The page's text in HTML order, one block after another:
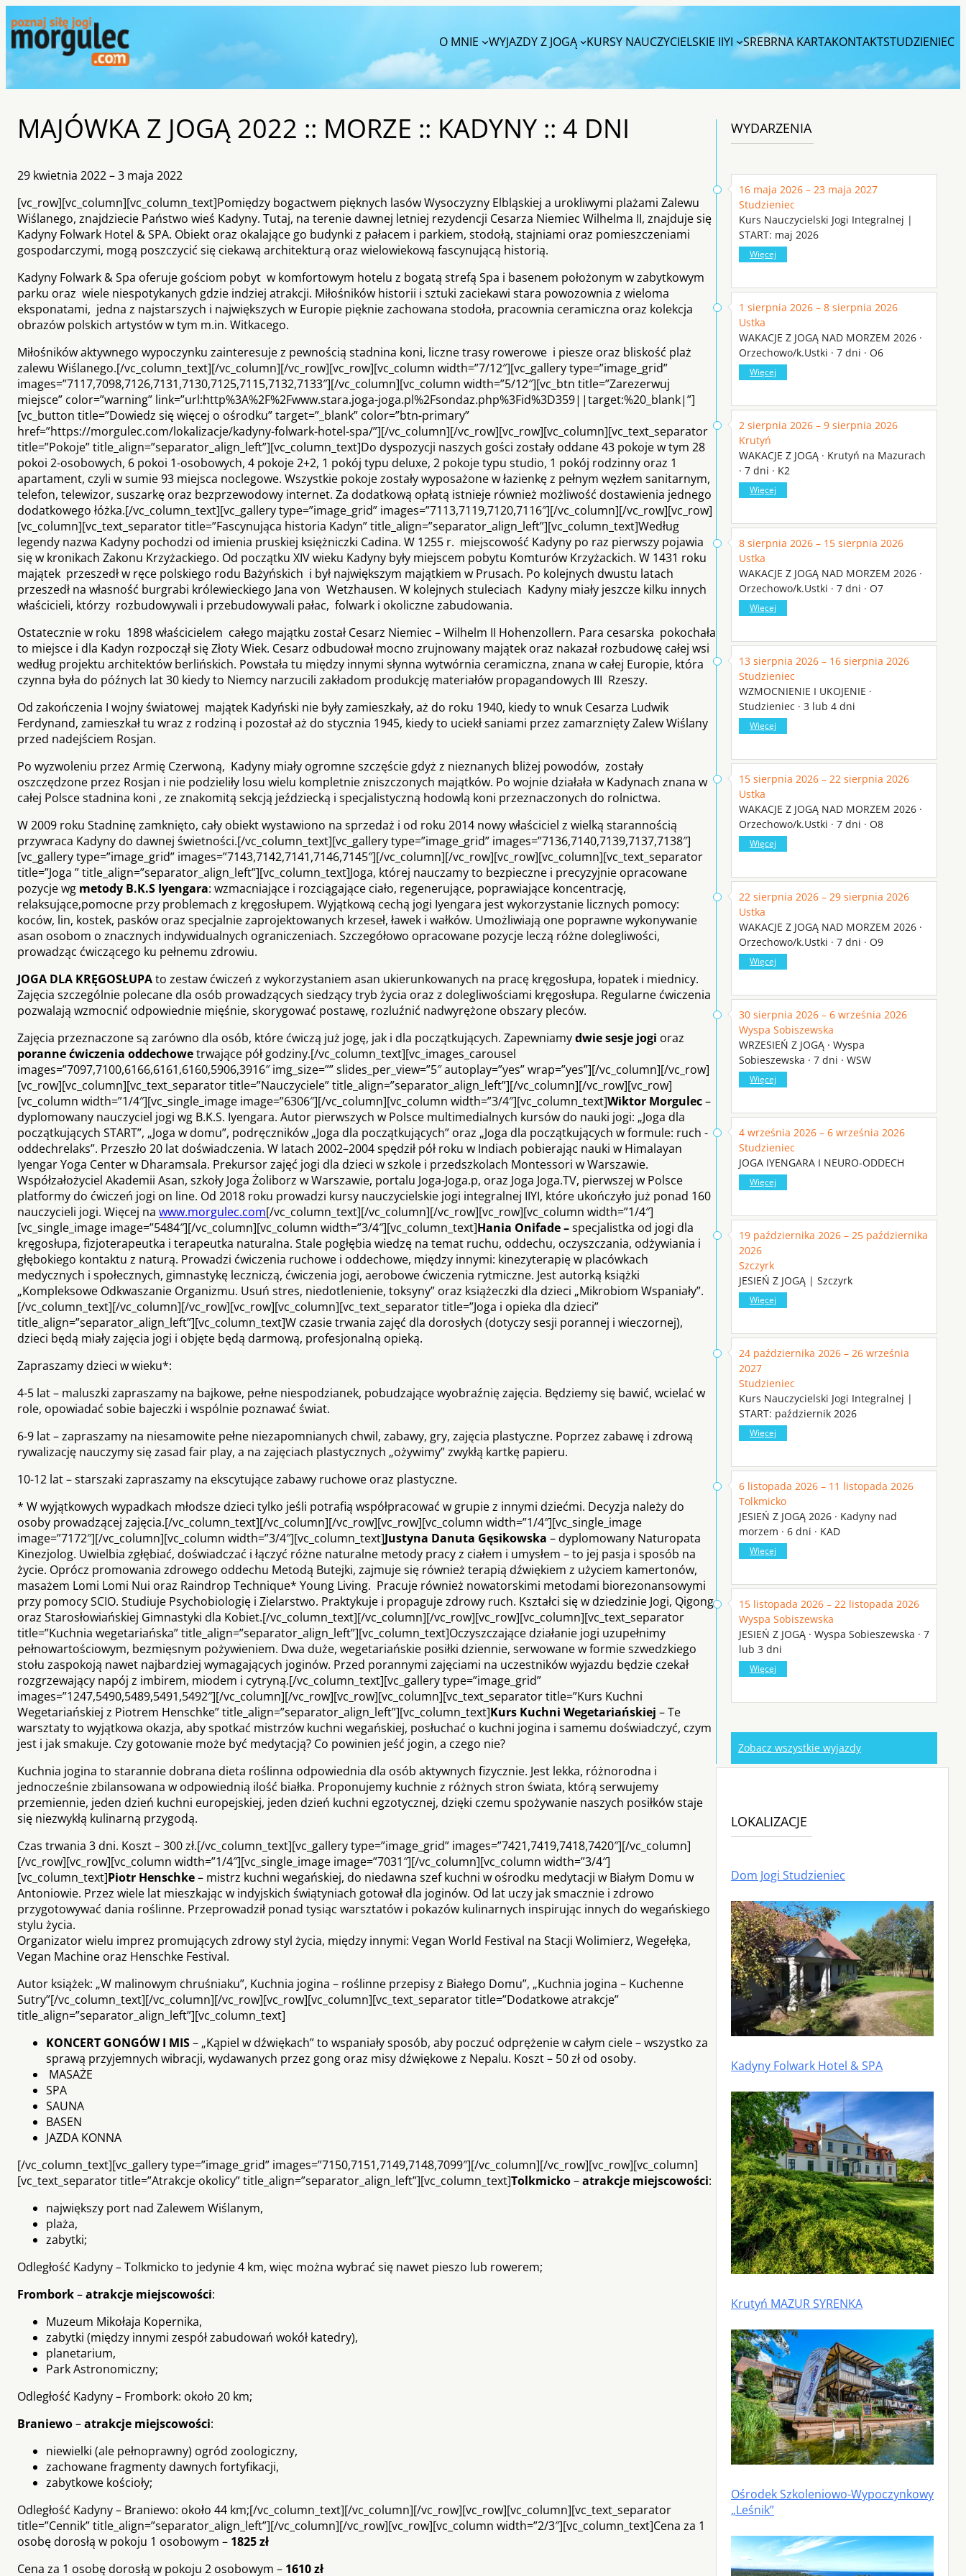
O MNIE WYJAZDY Z JOGĄ KURSY NAUCZYCIELSKIE IIYI SREBRNA KARTAKONTAKTSTUDZIENIEC
MAJÓWKA Z JOGĄ 2022 :: MORZE :: KADYNY :: 4 DNI
29 kwietnia 2022 – 3 maja 2022
[vc_row][vc_column][vc_column_text]Pomiędzy bogactwem pięknych lasów Wysoczyzny Elbląskiej a urokliwymi plażami Zalewu
Wiślanego, znajdziecie Państwo wieś Kadyny. Tutaj, na terenie dawnej letniej rezydencji Cesarza Niemiec Wilhelma II, znajduje się
Kadyny Folwark Hotel & SPA. Obiekt oraz okalające go budynki z pałacem i parkiem, stodołą, stajniami oraz pomieszczeniami
gospodarczymi, mogą poszczycić się ciekawą architekturą oraz wielowiekową fascynującą historią.
Kadyny Folwark & Spa oferuje gościom pobyt w komfortowym hotelu z bogatą strefą Spa i basenem położonym w zabytkowym
parku oraz wiele niespotykanych gdzie indziej atrakcji. Miłośników historii i sztuki zaciekawi stara powozownia z wieloma
eksponatami, jedna z najstarszych i największych w Europie pięknie zachowana stodoła, pracownia ceramiczna oraz kolekcja
obrazów polskich artystów w tym m.in. Witkacego.
Miłośników aktywnego wypoczynku zainteresuje z pewnością stadnina koni, liczne trasy rowerowe i piesze oraz bliskość plaż
zalewu Wiślanego.[/vc_column_text][/vc_column][/vc_row][vc_row][vc_column width=”7/12″][vc_gallery type=”image_grid”
images=”7117,7098,7126,7131,7130,7125,7115,7132,7133″][/vc_column][vc_column width=”5/12″][vc_btn title=”Zarezerwuj
miejsce” color=”warning” link=”url:http%3A%2F%2Fwww.stara.joga-joga.pl%2Fsondaz.php%3Fid%3D359||target:%20_blank|”]
[vc_button title=”Dowiedz się więcej o ośrodku” target=”_blank” color=”btn-primary”
href=”https://morgulec.com/lokalizacje/kadyny-folwark-hotel-spa/”][/vc_column][/vc_row][vc_row][vc_column][vc_text_separator
title=”Pokoje” title_align=”separator_align_left”][vc_column_text]Do dyspozycji naszych gości zostały oddane 43 pokoje w tym 28
pokoi 2-osobowych, 6 pokoi 1-osobowych, 4 pokoje 2+2, 1 pokój typu deluxe, 2 pokoje typu studio, 1 pokój rodzinny oraz 1
apartament, czyli w sumie 93 miejsca noclegowe. Wszystkie pokoje zostały wyposażone w łazienkę z pełnym węzłem sanitarnym,
telefon, telewizor, suszarkę oraz bezprzewodowy internet. Za dodatkową opłatą istnieje również możliwość dostawienia jednego
dodatkowego łóżka.[/vc_column_text][vc_gallery type=”image_grid” images=”7113,7119,7120,7116″][/vc_column][/vc_row][vc_row]
[vc_column][vc_text_separator title=”Fascynująca historia Kadyn” title_align=”separator_align_left”][vc_column_text]Według
legendy nazwa Kadyny pochodzi od imienia pruskiej księżniczki Cadina. W 1255 r. miejscowość Kadyny po raz pierwszy pojawia
się w kronikach Zakonu Krzyżackiego. Od początku XIV wieku Kadyny były miejscem pobytu Komturów Krzyżackich. W 1431 roku
majątek przeszedł w ręce polskiego rodu Bażyńskich i był największym majątkiem w Prusach. Po kolejnych dwustu latach
przeszedł na własność burgrabi królewieckiego Jana von Wetzhausen. W kolejnych stuleciach Kadyny miały jeszcze kilku innych
właścicieli, którzy rozbudowywali i przebudowywali pałac, folwark i okoliczne zabudowania.
Ostatecznie w roku 1898 właścicielem całego majątku został Cesarz Niemiec – Wilhelm II Hohenzollern. Para cesarska pokochała
to miejsce i dla Kadyn rozpoczął się Złoty Wiek. Cesarz odbudował mocno zrujnowany majątek oraz nakazał rozbudowę całej wsi
według projektu architektów berlińskich. Powstała tu między innymi słynna wytwórnia ceramiczna, znana w całej Europie, która
czynna była do późnych lat 30 kiedy to Niemcy narzucili zakładom produkcję materiałów propagandowych III Rzeszy.
Od zakończenia I wojny światowej majątek Kadyński nie były zamieszkały, aż do roku 1940, kiedy to wnuk Cesarza Ludwik
Ferdynand, zamieszkał tu wraz z rodziną i pozostał aż do stycznia 1945, kiedy to uciekł saniami przez zamarznięty Zalew Wiślany
przed nadejściem Rosjan.
Po wyzwoleniu przez Armię Czerwoną, Kadyny miały ogromne szczęście gdyż z nieznanych bliżej powodów, zostały
oszczędzone przez Rosjan i nie podzieliły losu wielu kompletnie zniszczonych majątków. Po wojnie działała w Kadynach znana w
całej Polsce stadnina koni , ze znakomitą sekcją jeździecką i specjalistyczną hodowlą koni przeznaczonych do rolnictwa.
W 2009 roku Stadninę zamknięto, cały obiekt wystawiono na sprzedaż i od roku 2014 nowy właściciel z wielką starannością
przywraca Kadyny do dawnej świetności.[/vc_column_text][vc_gallery type=”image_grid” images=”7136,7140,7139,7137,7138″]
[vc_gallery type=”image_grid” images=”7143,7142,7141,7146,7145″][/vc_column][/vc_row][vc_row][vc_column][vc_text_separator
title=”Joga ” title_align=”separator_align_left”][vc_column_text]Joga, której nauczamy to bezpieczne i precyzyjnie opracowane
pozycje wg metody B.K.S Iyengara: wzmacniające i rozciągające ciało, regenerujące, poprawiające koncentrację,
relaksujące,pomocne przy problemach z kręgosłupem. Wyjątkową cechą jogi Iyengara jest wykorzystanie licznych pomocy:
koców, lin, kostek, pasków oraz specjalnie zaprojektowanych krzeseł, ławek i wałków. Umożliwiają one poprawne wykonywanie
asan osobom o znacznych indywidualnych ograniczeniach. Szczegółowo opracowane pozycje leczą różne dolegliwości,
prowadząc ćwiczącego ku pełnemu zdrowiu.
JOGA DLA KRĘGOSŁUPAto zestaw ćwiczeń z wykorzystaniem asan ukierunkowanych na pracę kręgosłupa, łopatek i miednicy.
Zajęcia szczególnie polecane dla osób prowadzących siedzący tryb życia oraz z dolegliwościami kręgosłupa. Regularne ćwiczenia
pozwalają wzmocnić odpowiednie mięśnie, skorygować postawę, rozluźnić nadwyrężone obszary pleców.
Zajęcia przeznaczone są zarówno dla osób, które ćwiczą już jogę, jak i dla początkujących. Zapewniamydwie sesje jogi oraz
poranne ćwiczenia oddechowetrwające pół godziny.[/vc_column_text][vc_images_carousel
images=”7097,7100,6166,6161,6160,5906,3916″ img_size=”” slides_per_view=”5″ autoplay=”yes” wrap=”yes”][/vc_column][/vc_row]
[vc_row][vc_column][vc_text_separator title=”Nauczyciele” title_align=”separator_align_left”][/vc_column][/vc_row][vc_row]
[vc_column width=”1/4″][vc_single_image image=”6306″][/vc_column][vc_column width=”3/4″][vc_column_text]Wiktor Morgulec–
dyplomowany nauczyciel jogi wg B.K.S. Iyengara. Autor pierwszych w Polsce multi­medialnych kursów do nauki jogi: „Joga dla
początkujących START”, „Joga w domu”, podręczników „Joga dla początkujących” oraz „Joga dla początkujących w formule: ruch ­
oddech­relaks”. Przeszło 20 ­lat doświadczenia. W latach 2002–2004 spędził pół roku w Indiach pobierając nauki w Himalayan
Iyengar Yoga Center w Dharamsala. Prekursor zajęć jogi dla dzieci w szkole i przedszkolach Montessori w Warszawie.
Współzałożyciel Akademii Asan, szkoły Joga Żoliborz w Warszawie, portalu Joga-Joga.p, oraz Joga ­Joga.TV, pierwszej w Polsce
platformy do ćwiczeń jogi on ­line. Od 2018 roku prowadzi kursy nauczycielskie jogi integralnej IIYI, które ukończyło już ponad 160
nauczycieli jogi. Więcej na www.morgulec.com[/vc_column_text][/vc_column][/vc_row][vc_row][vc_column width=”1/4″]
[vc_single_image image=”5484″][/vc_column][vc_column width=”3/4″][vc_column_text]Hania Onifade –specjalistka od jogi dla
kręgosłupa, fizjoterapeutka i terapeutka naturalna. Stale pogłębia wiedzę na temat ruchu, oddechu, oczyszczania, odżywiania i
głębokiego kontaktu z naturą. Prowadzi ćwiczenia ruchowe i oddechowe, między innymi: kinezyterapię w placówkach
medycznych i społecznych, gimnastykę leczniczą, ćwiczenia jogi, aerobowe ćwiczenia rytmiczne. Jest autorką książki
„Kompleksowe Odkwaszanie Organizmu. Usuń stres, niedotlenienie, toksyny” oraz książeczki dla dzieci „Mikrobiom Wspaniały”.
[/vc_column_text][/vc_column][/vc_row][vc_row][vc_column][vc_text_separator title=”Joga i opieka dla dzieci”
title_align=”separator_align_left”][vc_column_text]W czasie trwania zajęć dla dorosłych (dotyczy sesji porannej i wieczornej),
dzieci będą miały zajęcia jogi i objęte będą darmową, profesjonalną opieką.
Zapraszamy dzieci w wieku*:
4-5 lat – maluszki zapraszamy na bajkowe, pełne niespodzianek, pobudzające wyobraźnię zajęcia. Będziemy się bawić, wcielać w
role, opowiadać sobie bajeczki i wspólnie poznawać świat.
6-9 lat – zapraszamy na niesamowite pełne niezapomnianych chwil, zabawy, gry, zajęcia plastyczne. Poprzez zabawę i zdrową
rywalizację nauczymy się zasad fair play, a na zajęciach plastycznych „ożywimy” zwykłą kartkę papieru.
10-12 lat – starszaki zapraszamy na ekscytujące zabawy ruchowe oraz plastyczne.
* W wyjątkowych wypadkach młodsze dzieci tylko jeśli potrafią współpracować w grupie z innymi dziećmi. Decyzja należy do
osoby prowadzącej zajęcia.[/vc_column_text][/vc_column][/vc_row][vc_row][vc_column width=”1/4″][vc_single_image
image=”7172″][/vc_column][vc_column width=”3/4″][vc_column_text]Justyna Danuta Gęsikowska – dyplomowany Naturopata
Kinezjolog. Uwielbia zgłębiać, doświadczać i łączyć różne naturalne metody pracy z ciałem i umysłem – to jej pasja i sposób na
życie. Oprócz promowania zdrowego oddechu Metodą Butejki, zajmuje się również terapią dźwiękiem z użyciem kamertonów,
masażem Lomi Lomi Nui oraz Raindrop Technique* Young Living. Pracuje również nowatorskimi metodami biorezonansowymi
przy pomocy SCIO. Studiuje Psychobiologię i Zielarstwo. Praktykuje i propaguje zdrowy ruch. Kształci się w dziedzinie Jogi, Qigong
oraz Starosłowiańskiej Gimnastyki dla Kobiet.[/vc_column_text][/vc_column][/vc_row][vc_row][vc_column][vc_text_separator
title=”Kuchnia wegetariańska” title_align=”separator_align_left”][vc_column_text]Oczyszczające działanie jogi uzupełnimy
pełnowartościowym, bezmięsnym pożywieniem. Dwa duże, wegetariańskie posiłki dziennie, serwowane w formie szwedzkiego
stołu zaspokoją nawet najbardziej wymagających joginów. Przed porannymi zajęciami na uczestników wyjazdu będzie czekał
rozgrzewający napój z imbirem, miodem i cytryną.[/vc_column_text][vc_gallery type=”image_grid”
images=”1247,5490,5489,5491,5492″][/vc_column][/vc_row][vc_row][vc_column][vc_text_separator title=”Kurs Kuchni
Wegetariańskiej z Piotrem Henschke” title_align=”separator_align_left”][vc_column_text]Kurs Kuchni Wegetariańskiej – Te
warsztaty to wyjątkowa okazja, aby spotkać mistrzów kuchni wegańskiej, posłuchać o kuchni jogina i samemu doświadczyć, czym
jest i jak smakuje. Czy gotowanie może być medytacją? Co powinien jeść jogin, a czego nie?
Kuchnia jogina to starannie dobrana dieta roślinna odpowiednia dla osób aktywnych fizycznie. Jest lekka, różnorodna i
jednocześnie zbilansowana w odpowiednią ilość białka. Proponujemy kuchnie z różnych stron świata, którą serwujemy
przemiennie, jeden dzień kuchni europejskiej, jeden dzień kuchni egzotycznej, dzięki czemu spożywanie naszych posiłków staje
się niezwykłą kulinarną przygodą.
Czas trwania 3 dni. Koszt – 300 zł.[/vc_column_text][vc_gallery type=”image_grid” images=”7421,7419,7418,7420″][/vc_column]
[/vc_row][vc_row][vc_column width=”1/4″][vc_single_image image=”7031″][/vc_column][vc_column width=”3/4″]
[vc_column_text]Piotr Henschke– mistrz kuchni wegańskiej, do niedawna szef kuchni w ośrodku medytacji w Białym Domu w
Antoniowie. Przez wiele lat mieszkając w indyjskich świątyniach gotował dla joginów. Od lat uczy jak smacznie i zdrowo
przygotowywać dania roślinne. Przeprowadził ponad tysiąc warsztatów i pokazów kulinarnych inspirując innych do wegańskiego
stylu życia.
Organizator wielu imprez promujących zdrowy styl życia, między innymi: Vegan World Festival na Stacji Wolimierz, Wegełęka,
Vegan Machine oraz Henschke Festival.
Autor książek: „W malinowym chruśniaku”, Kuchnia jogina – roślinne przepisy z Białego Domu”, „Kuchnia jogina – Kuchenne
Sutry”[/vc_column_text][/vc_column][/vc_row][vc_row][vc_column][vc_text_separator title=”Dodatkowe atrakcje”
title_align=”separator_align_left”][vc_column_text]
KONCERT GONGÓW I MIS– „Kąpiel w dźwiękach” to wspaniały sposób, aby poczuć odprężenie w całym ciele – wszystko za
sprawą przyjemnych wibracji, wydawanych przez gong oraz misy dźwiękowe z Nepalu. Koszt – 50 zł od osoby.
MASAŻE
SPA
SAUNA
BASEN
JAZDA KONNA
[/vc_column_text][vc_gallery type=”image_grid” images=”7150,7151,7149,7148,7099″][/vc_column][/vc_row][vc_row][vc_column]
[vc_text_separator title=”Atrakcje okolicy” title_align=”separator_align_left”][vc_column_text]Tolkmicko–atrakcje miejscowości:
największy port nad Zalewem Wiślanym,
plaża,
zabytki;
Odległość Kadyny – Tolkmicko to jedynie 4 km, więc można wybrać się nawet pieszo lub rowerem;
Frombork–atrakcje miejscowości:
Muzeum Mikołaja Kopernika,
zabytki (między innymi zespół zabudowań wokół katedry),
planetarium,
Park Astronomiczny;
Odległość Kadyny – Frombork: około 20 km;
Braniewo–atrakcje miejscowości:
niewielki (ale pełnoprawny) ogród zoologiczny,
zachowane fragmenty dawnych fortyfikacji,
zabytkowe kościoły;
Odległość Kadyny – Braniewo: około 44 km;[/vc_column_text][/vc_column][/vc_row][vc_row][vc_column][vc_text_separator
title=”Cennik” title_align=”separator_align_left”][/vc_column][/vc_row][vc_row][vc_column width=”2/3″][vc_column_text]Cena za 1
osobę dorosłą w pokoju 1 osobowym – 1825 zł
Cena za 1 osobę dorosłą w pokoju 2 osobowym – 1610 zł
WYDARZENIA
16 maja 2026 – 23 maja 2027
Studzieniec
Kurs Nauczycielski Jogi Integralnej |
START: maj 2026
Więcej
1 sierpnia 2026 – 8 sierpnia 2026
Ustka
WAKACJE Z JOGĄ NAD MORZEM 2026 ·
Orzechowo/k.Ustki · 7 dni · O6
Więcej
2 sierpnia 2026 – 9 sierpnia 2026
Krutyń
WAKACJE Z JOGĄ · Krutyń na Mazurach
· 7 dni · K2
Więcej
8 sierpnia 2026 – 15 sierpnia 2026
Ustka
WAKACJE Z JOGĄ NAD MORZEM 2026 ·
Orzechowo/k.Ustki · 7 dni · O7
Więcej
13 sierpnia 2026 – 16 sierpnia 2026
Studzieniec
WZMOCNIENIE I UKOJENIE ·
Studzieniec · 3 lub 4 dni
Więcej
15 sierpnia 2026 – 22 sierpnia 2026
Ustka
WAKACJE Z JOGĄ NAD MORZEM 2026 ·
Orzechowo/k.Ustki · 7 dni · O8
Więcej
22 sierpnia 2026 – 29 sierpnia 2026
Ustka
WAKACJE Z JOGĄ NAD MORZEM 2026 ·
Orzechowo/k.Ustki · 7 dni · O9
Więcej
30 sierpnia 2026 – 6 września 2026
Wyspa Sobiszewska
WRZESIEŃ Z JOGĄ · Wyspa
Sobieszewska · 7 dni · WSW
Więcej
4 września 2026 – 6 września 2026
Studzieniec
JOGA IYENGARA I NEURO-ODDECH
Więcej
19 października 2026 – 25 października
2026
Szczyrk
JESIEŃ Z JOGĄ | Szczyrk
Więcej
24 października 2026 – 26 września
2027
Studzieniec
Kurs Nauczycielski Jogi Integralnej |
START: październik 2026
Więcej
6 listopada 2026 – 11 listopada 2026
Tolkmicko
JESIEŃ Z JOGĄ 2026 · Kadyny nad
morzem · 6 dni · KAD
Więcej
15 listopada 2026 – 22 listopada 2026
Wyspa Sobiszewska
JESIEŃ Z JOGĄ · Wyspa Sobieszewska · 7
lub 3 dni
Więcej
Zobacz wszystkie wyjazdy
LOKALIZACJE
Dom Jogi Studzieniec
Kadyny Folwark Hotel & SPA
Krutyń MAZUR SYRENKA
Ośrodek Szkoleniowo-Wypoczynkowy
„Leśnik”